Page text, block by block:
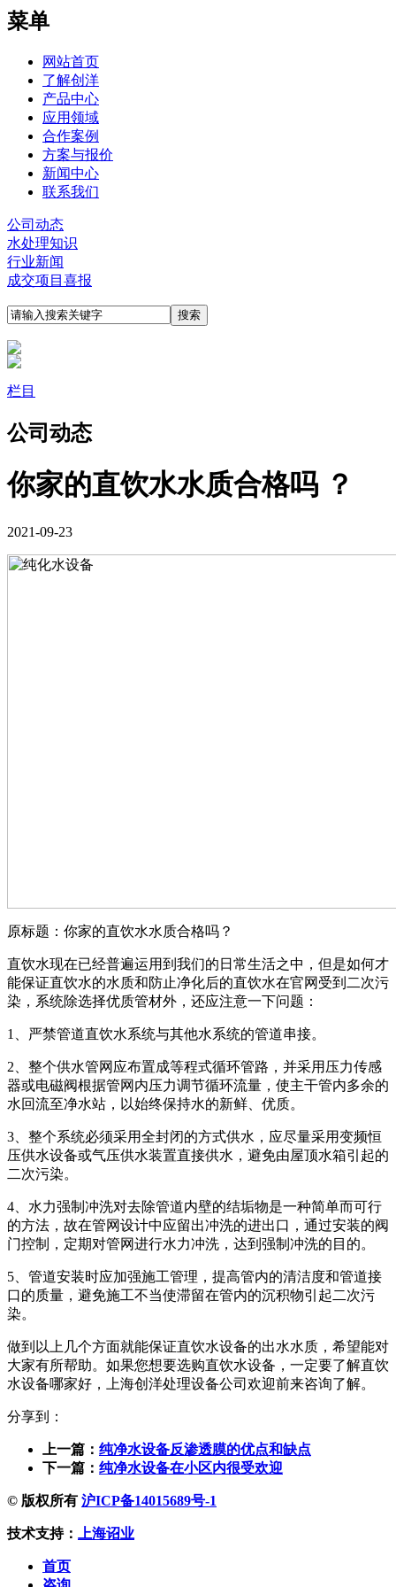
菜单
网站首页
了解创洋
产品中心
应用领域
合作案例
方案与报价
新闻中心
联系我们
公司动态
水处理知识
行业新闻
成交项目喜报
栏目
公司动态
你家的直饮水水质合格吗 ？
2021-09-23
原标题：你家的直饮水水质合格吗？
直饮水现在已经普遍运用到我们的日常生活之中，但是如何才
能保证直饮水的水质和防止净化后的直饮水在官网受到二次污
染，系统除选择优质管材外，还应注意一下问题：
1、严禁管道直饮水系统与其他水系统的管道串接。
2、整个供水管网应布置成等程式循环管路，并采用压力传感
器或电磁阀根据管网内压力调节循环流量，使主干管内多余的
水回流至净水站，以始终保持水的新鲜、优质。
3、整个系统必须采用全封闭的方式供水，应尽量采用变频恒
压供水设备或气压供水装置直接供水，避免由屋顶水箱引起的
二次污染。
4、水力强制冲洗对去除管道内壁的结垢物是一种简单而可行
的方法，故在管网设计中应留出冲洗的进出口，通过安装的阀
门控制，定期对管网进行水力冲洗，达到强制冲洗的目的。
5、管道安装时应加强施工管理，提高管内的清洁度和管道接
口的质量，避免施工不当使滞留在管内的沉积物引起二次污
染。
做到以上几个方面就能保证直饮水设备的出水水质，希望能对
大家有所帮助。如果您想要选购直饮水设备，一定要了解直饮
水设备哪家好，上海创洋处理设备公司欢迎前来咨询了解。
分享到：
上一篇： 纯净水设备反渗透膜的优点和缺点
下一篇： 纯净水设备在小区内很受欢迎
© 版权所有 沪ICP备14015689号-1
技术支持： 上海诏业
首页